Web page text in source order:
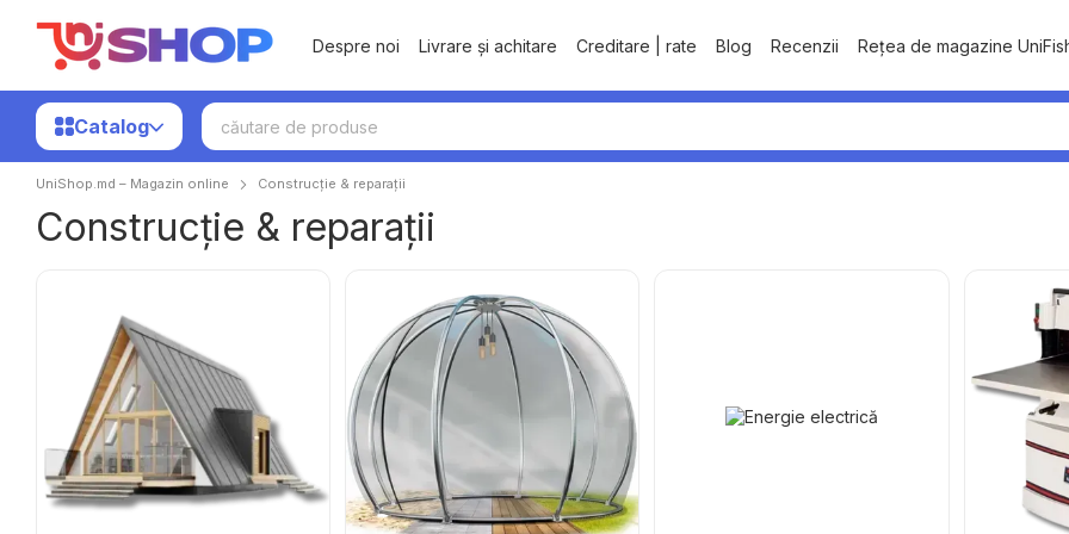
Mergi la conținutul principal
Despre noi
Livrare și achitare Creditare | rate Blog Recenzii Rețea de magazine
Catalog
UniShop.md – Magazin online Construcție & reparații
Construcție & reparații